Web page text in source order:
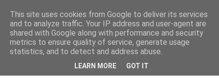
This site uses cookies from Google to deliver its services
and to analyze traffic. Your IP address and user-agent are
shared with Google along with performance and security
metrics to ensure quality of service, generate usage
statistics, and to detect and address abuse.
LEARN MORE GOT IT